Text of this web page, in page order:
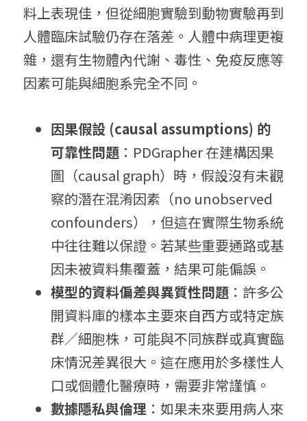
料上表現佳，但從細胞實驗到動物實驗再到
人體臨床試驗仍存在落差。人體中病理更複
雜，還有生物體內代謝、毒性、免疫反應等
因素可能與細胞系完全不同。
因果假設 (causal assumptions) 的
可靠性問題 ：PDGrapher 在建構因果
圖（causal graph）時，假設沒有未觀
察的潛在混淆因素（no unobserved
confounders），但這在實際生物系統
中往往難以保證。若某些重要通路或基
因未被資料集覆蓋，結果可能偏誤。
模型的資料偏差與異質性問題 ：許多公
開資料庫的樣本主要來自西方或特定族
群／細胞株，可能與不同族群或真實臨
床情況差異很大。這在應用於多樣性人
口或個體化醫療時，需要非常謹慎。
數據隱私與倫理 ：如果未來要用病人來